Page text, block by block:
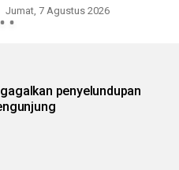
Jumat, 7 Agustus 2026
penyelundupan